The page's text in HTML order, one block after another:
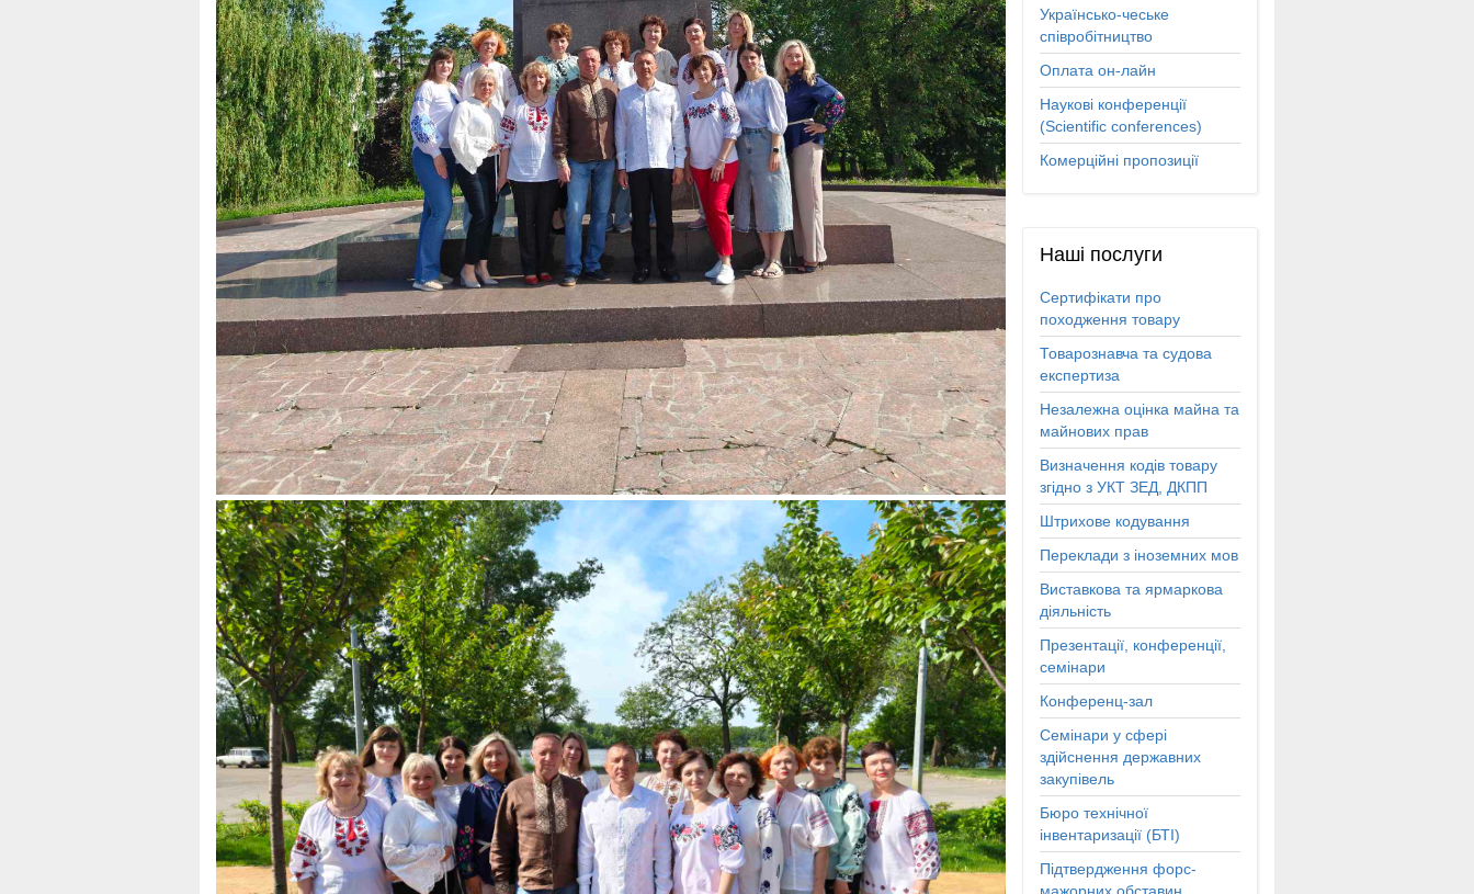
Українсько-чеське
співробітництво
Оплата он-лайн
Наукові конференції
(Scientific conferences)
Комерційні пропозиції
Наші послуги
Сертифікати про
походження товару
Товарознавча та судова
експертиза
Незалежна оцінка майна та
майнових прав
Визначення кодів товару
згідно з УКТ ЗЕД, ДКПП
Штрихове кодування
Переклади з іноземних мов
Виставкова та ярмаркова
діяльність
Презентації, конференції,
семінари
Конференц-зал
Семінари у сфері
здійснення державних
закупівель
Бюро технічної
інвентаризації (БТІ)
Підтвердження форс-
мажорних обставин